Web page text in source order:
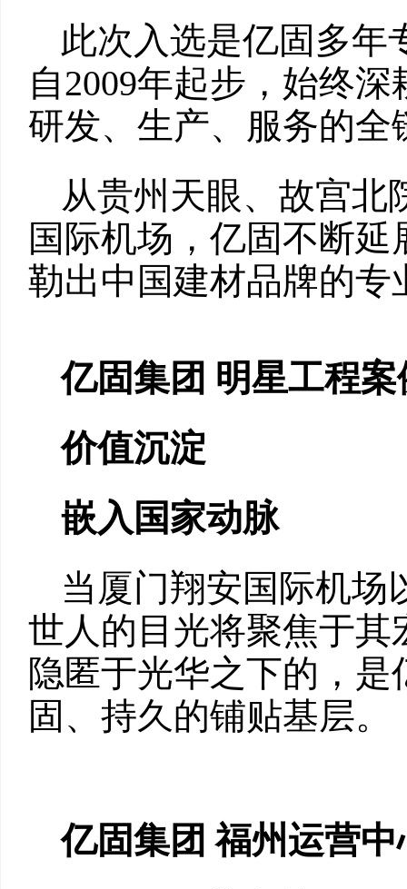
此次入选是亿固多年
自2009年起步，始终
研发、生产、服务的全
从贵州天眼、故宫北
国际机场，亿固不断
勒出中国建材品牌的专
亿固集团 明星工程案
价值沉淀
嵌入国家动脉
当厦门翔安国际机场
世人的目光将聚焦于
隐匿于光华之下的，
固、持久的铺贴基层。
亿固集团 福州运营